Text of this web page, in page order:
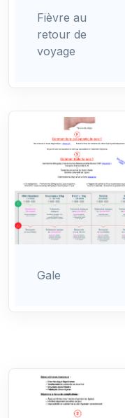
Fièvre au
retour de
voyage
Gale